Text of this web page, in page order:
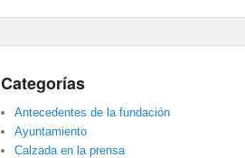
Categorías
Antecedentes de la fundación
Ayuntamiento
Calzada en la prensa